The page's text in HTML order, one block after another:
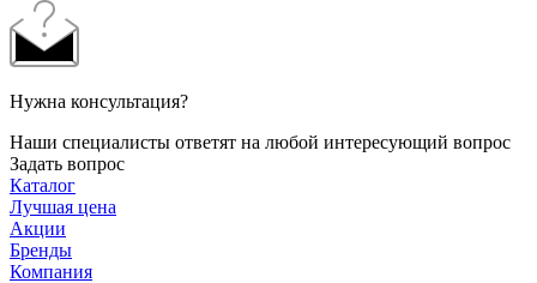
Нужна консультация?
Наши специалисты ответят на любой интересующий вопрос
Задать вопрос
Каталог
Лучшая цена
Акции
Бренды
Компания